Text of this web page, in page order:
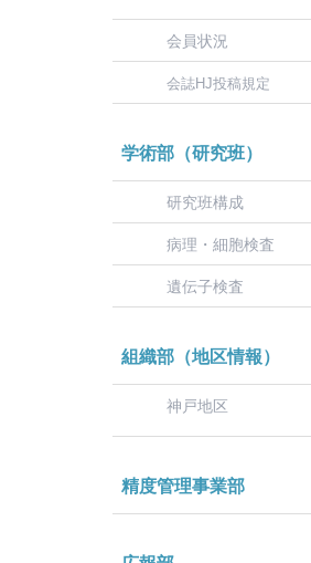
会員状況
会誌HJ投稿規定
学術部（研究班）
研究班構成
病理・細胞検査
遺伝子検査
組織部（地区情報）
神戸地区
精度管理事業部